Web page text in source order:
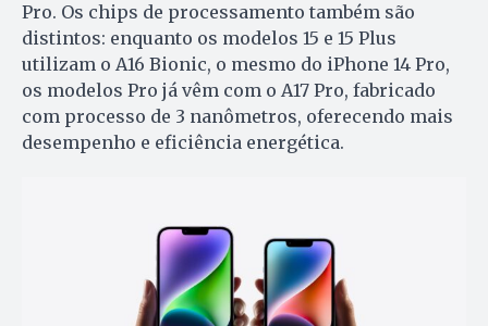
Pro. Os chips de processamento também são
distintos: enquanto os modelos 15 e 15 Plus
utilizam o A16 Bionic, o mesmo do iPhone 14 Pro,
os modelos Pro já vêm com o A17 Pro, fabricado
com processo de 3 nanômetros, oferecendo mais
desempenho e eficiência energética.